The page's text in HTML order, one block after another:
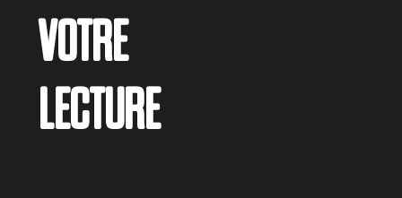
VOTRE
LECTURE